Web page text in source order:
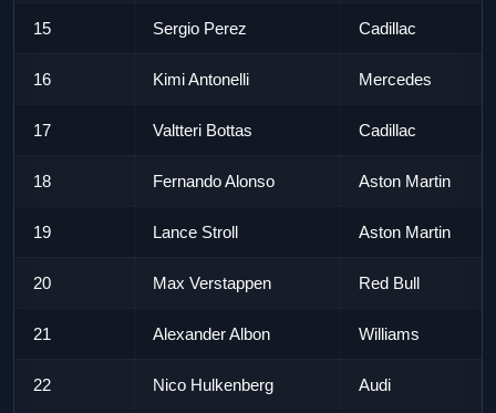
15 Sergio Perez Cadillac
16 Kimi Antonelli Mercedes
17 Valtteri Bottas Cadillac
18 Fernando Alonso Aston Martin
19 Lance Stroll Aston Martin
20 Max Verstappen Red Bull
21 Alexander Albon Williams
22 Nico Hulkenberg Audi